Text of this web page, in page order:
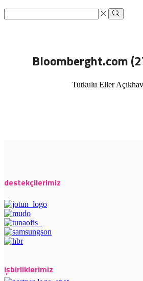
Search
input
Search
Bloomberght.com
Tutkulu Eller
destekçilerimiz
işbirliklerimiz